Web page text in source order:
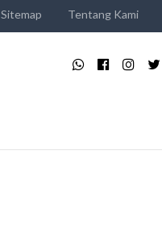
Sitemap Tentang Kami